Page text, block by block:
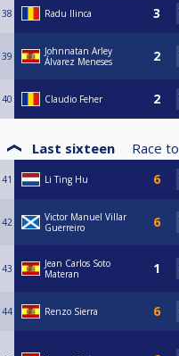
38 Radu Ilinca
39
Johnnatan Arley
Álvarez Meneses
40 Claudio Feher
Last sixteen Race to
41 Li Ting Hu
42
Victor Manuel Villar
Guerreiro
43
Jean Carlos Soto
Materan
44 Renzo Sierra